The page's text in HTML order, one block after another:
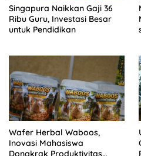
Singapura Naikkan Gaji 36
Ribu Guru, Investasi Besar
untuk Pendidikan
Wafer Herbal Waboos,
Inovasi Mahasiswa
Dongkrak Produktivitas